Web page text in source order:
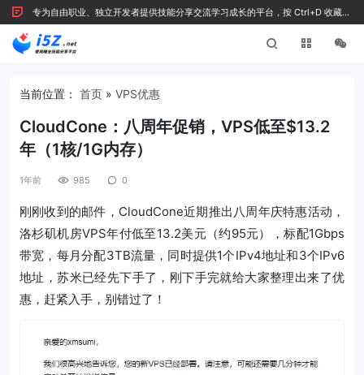
专为自由职业、独立开发者提供技能分享交流学习成长的平台，按 Ctrl+D 收藏我
们
当前位置： 首页 » VPS优惠
CloudCone：八周年促销，VPS低至$13.2
年（1核/1G内存）
1年前 985 0
刚刚收到的邮件，CloudCone近期推出八周年庆特惠活动，
洛杉矶机房VPS年付低至13.2美元（约95元），标配1Gbps
带宽，每月分配3TB流量，同时提供1个IPv4地址和3个IPv6
地址，苏米已经先下手了，刚下手完就给大家整理出来了优
惠，赶紧入手，别错过了！